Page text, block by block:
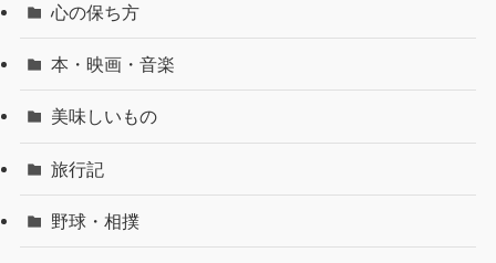
心の保ち方
本・映画・音楽
美味しいもの
旅行記
野球・相撲